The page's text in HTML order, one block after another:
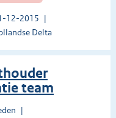
12-2015
Delta
team